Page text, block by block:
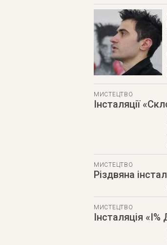
МИСТЕЦТВО
Інсталяції
МИСТЕЦТВО
Різдвяна
МИСТЕЦТВО
Інсталяція